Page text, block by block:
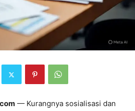
— Kurangnya sosialisasi dan